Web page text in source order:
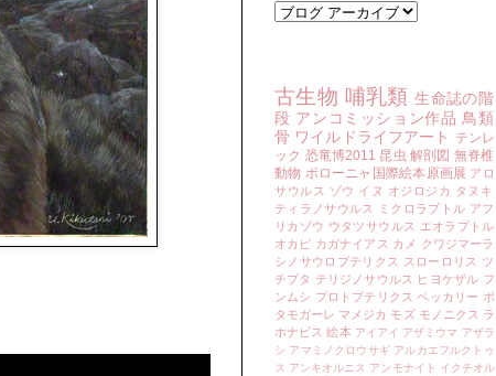
古生物 哺乳類 生命誌の階
段 アンコミッション作品 鳥類
骨 ワイルドライフアート
テンレ
ック 恐竜博2011 昆虫 解剖図 無脊椎
動物 ボローニャ国際絵本原画展 アロ
サウルス ゾウ イヌ オジロジカ
タヌキ
ティラノサウルス
ミクロラプトル アフ
リカゾウ ウタツサウルス
エオラプトル
オカピ カガナイアス カメ クワジマーラ
シノサウロプテリクス
スローロリス ツ
チブタ テリジノサウルス ヒヨケザル フ
ンムシ プロトプテリクス ペッカリー ポ
タモガーレ マメジカ モズ モノニクス ラ
ホナビス 絵本 アイアイ アザミウマ アザラ
シ アマミノクロウサギ アルカエフルクトゥ
ス アンキオルニス アンモナイト イクチオル